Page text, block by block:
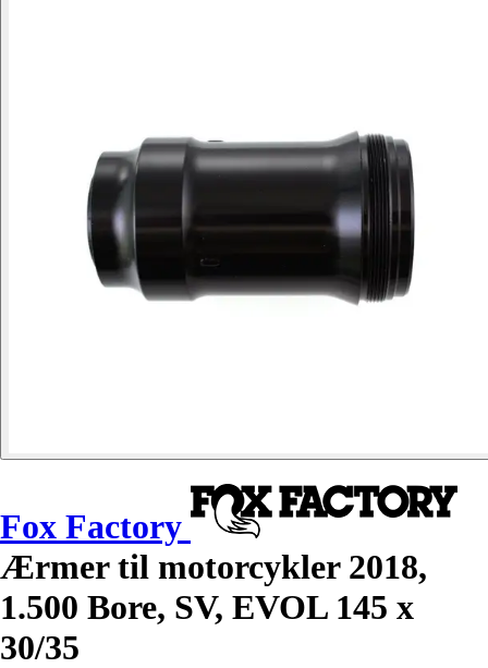
Fox Factory
Ærmer til motorcykler 2018,
1.500 Bore, SV, EVOL 145 x
30/35